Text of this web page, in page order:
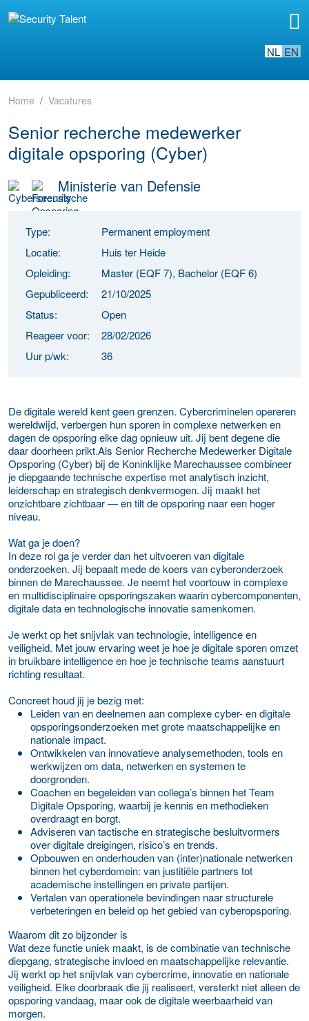
NL EN
Home Vacatures
Senior recherche medewerker
digitale opsporing (Cyber)
Ministerie van Defensie
Type:
Permanent employment
Locatie:
Huis ter Heide
Opleiding:
Master (EQF 7), Bachelor (EQF 6)
Gepubliceerd:
21/10/2025
Status:
Open
Reageer voor:
28/02/2026
Uur p/wk:
36
De digitale wereld kent geen grenzen. Cybercriminelen opereren
wereldwijd, verbergen hun sporen in complexe netwerken en
dagen de opsporing elke dag opnieuw uit. Jij bent degene die
daar doorheen prikt.Als Senior Recherche Medewerker Digitale
Opsporing (Cyber) bij de Koninklijke Marechaussee combineer
je diepgaande technische expertise met analytisch inzicht,
leiderschap en strategisch denkvermogen. Jij maakt het
onzichtbare zichtbaar — en tilt de opsporing naar een hoger
niveau.
Wat ga je doen?
In deze rol ga je verder dan het uitvoeren van digitale
onderzoeken. Jij bepaalt mede de koers van cyberonderzoek
binnen de Marechaussee. Je neemt het voortouw in complexe
en multidisciplinaire opsporingszaken waarin cybercomponenten,
digitale data en technologische innovatie samenkomen.
Je werkt op het snijvlak van technologie, intelligence en
veiligheid. Met jouw ervaring weet je hoe je digitale sporen omzet
in bruikbare intelligence en hoe je technische teams aanstuurt
richting resultaat.
Concreet houd jij je bezig met:
Leiden van en deelnemen aan complexe cyber- en digitale
opsporingsonderzoeken met grote maatschappelijke en
nationale impact.
Ontwikkelen van innovatieve analysemethoden, tools en
werkwijzen om data, netwerken en systemen te
doorgronden.
Coachen en begeleiden van collega’s binnen het Team
Digitale Opsporing, waarbij je kennis en methodieken
overdraagt en borgt.
Adviseren van tactische en strategische besluitvormers
over digitale dreigingen, risico’s en trends.
Opbouwen en onderhouden van (inter)nationale netwerken
binnen het cyberdomein: van justitiële partners tot
academische instellingen en private partijen.
Vertalen van operationele bevindingen naar structurele
verbeteringen en beleid op het gebied van cyberopsporing.
Waarom dit zo bijzonder is
Wat deze functie uniek maakt, is de combinatie van technische
diepgang, strategische invloed en maatschappelijke relevantie.
Jij werkt op het snijvlak van cybercrime, innovatie en nationale
veiligheid. Elke doorbraak die jij realiseert, versterkt niet alleen de
opsporing vandaag, maar ook de digitale weerbaarheid van
morgen.